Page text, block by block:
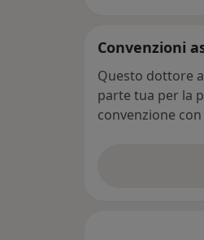
Convenzioni
Questo dottore
parte tua per la
convenzione